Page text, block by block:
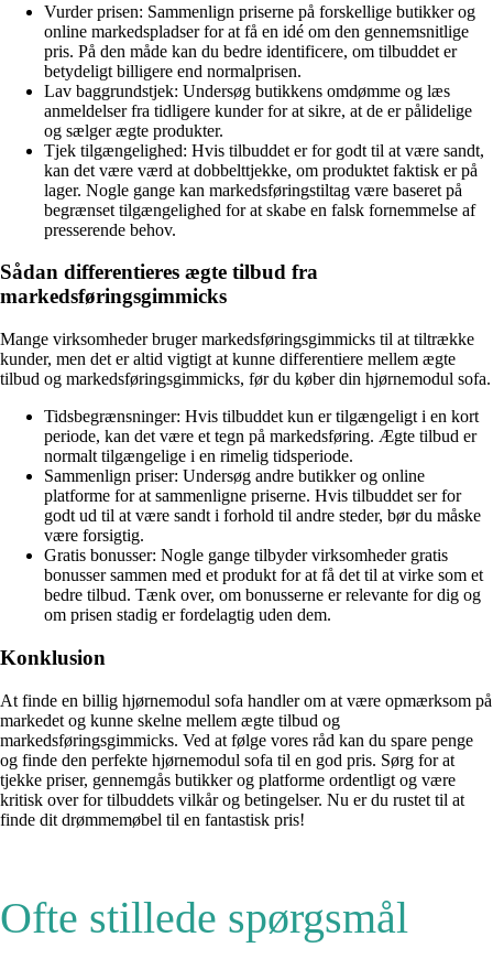
Vurder prisen: Sammenlign priserne på forskellige butikker og
online markedspladser for at få en idé om den gennemsnitlige
pris. På den måde kan du bedre identificere, om tilbuddet er
betydeligt billigere end normalprisen.
Lav baggrundstjek: Undersøg butikkens omdømme og læs
anmeldelser fra tidligere kunder for at sikre, at de er pålidelige
og sælger ægte produkter.
Tjek tilgængelighed: Hvis tilbuddet er for godt til at være sandt,
kan det være værd at dobbelttjekke, om produktet faktisk er på
lager. Nogle gange kan markedsføringstiltag være baseret på
begrænset tilgængelighed for at skabe en falsk fornemmelse af
presserende behov.
Sådan differentieres ægte tilbud fra
markedsføringsgimmicks
Mange virksomheder bruger markedsføringsgimmicks til at tiltrække
kunder, men det er altid vigtigt at kunne differentiere mellem ægte
tilbud og markedsføringsgimmicks, før du køber din hjørnemodul sofa.
Tidsbegrænsninger: Hvis tilbuddet kun er tilgængeligt i en kort
periode, kan det være et tegn på markedsføring. Ægte tilbud er
normalt tilgængelige i en rimelig tidsperiode.
Sammenlign priser: Undersøg andre butikker og online
platforme for at sammenligne priserne. Hvis tilbuddet ser for
godt ud til at være sandt i forhold til andre steder, bør du måske
være forsigtig.
Gratis bonusser: Nogle gange tilbyder virksomheder gratis
bonusser sammen med et produkt for at få det til at virke som et
bedre tilbud. Tænk over, om bonusserne er relevante for dig og
om prisen stadig er fordelagtig uden dem.
Konklusion
At finde en billig hjørnemodul sofa handler om at være opmærksom på
markedet og kunne skelne mellem ægte tilbud og
markedsføringsgimmicks. Ved at følge vores råd kan du spare penge
og finde den perfekte hjørnemodul sofa til en god pris. Sørg for at
tjekke priser, gennemgås butikker og platforme ordentligt og være
kritisk over for tilbuddets vilkår og betingelser. Nu er du rustet til at
finde dit drømmemøbel til en fantastisk pris!
Ofte stillede spørgsmål